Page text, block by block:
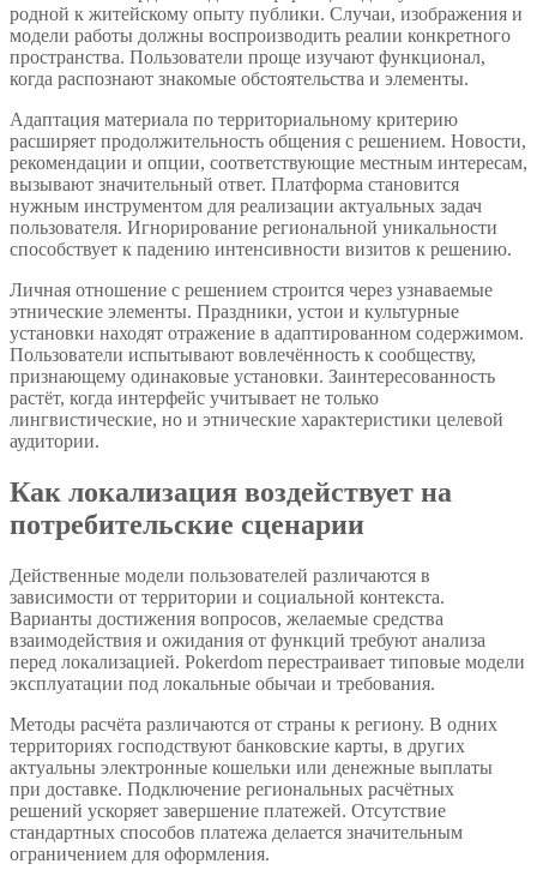
родной к житейскому опыту публики. Случаи, изображения и
модели работы должны воспроизводить реалии конкретного
пространства. Пользователи проще изучают функционал,
когда распознают знакомые обстоятельства и элементы.
Адаптация материала по территориальному критерию
расширяет продолжительность общения с решением. Новости,
рекомендации и опции, соответствующие местным интересам,
вызывают значительный ответ. Платформа становится
нужным инструментом для реализации актуальных задач
пользователя. Игнорирование региональной уникальности
способствует к падению интенсивности визитов к решению.
Личная отношение с решением строится через узнаваемые
этнические элементы. Праздники, устои и культурные
установки находят отражение в адаптированном содержимом.
Пользователи испытывают вовлечённость к сообществу,
признающему одинаковые установки. Заинтересованность
растёт, когда интерфейс учитывает не только
лингвистические, но и этнические характеристики целевой
аудитории.
Как локализация воздействует на
потребительские сценарии
Действенные модели пользователей различаются в
зависимости от территории и социальной контекста.
Варианты достижения вопросов, желаемые средства
взаимодействия и ожидания от функций требуют анализа
перед локализацией. Pokerdom перестраивает типовые модели
эксплуатации под локальные обычаи и требования.
Методы расчёта различаются от страны к региону. В одних
территориях господствуют банковские карты, в других
актуальны электронные кошельки или денежные выплаты
при доставке. Подключение региональных расчётных
решений ускоряет завершение платежей. Отсутствие
стандартных способов платежа делается значительным
ограничением для оформления.